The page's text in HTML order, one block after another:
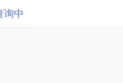
询中